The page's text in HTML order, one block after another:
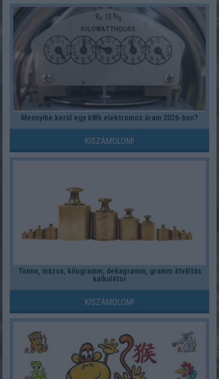
Mennyibe kerül egy kWh elektromos áram 2026-ben?
KISZÁMOLOM!
Tonna, mázsa, kilogramm, dekagramm, gramm átváltás
kalkulátor
KISZÁMOLOM!